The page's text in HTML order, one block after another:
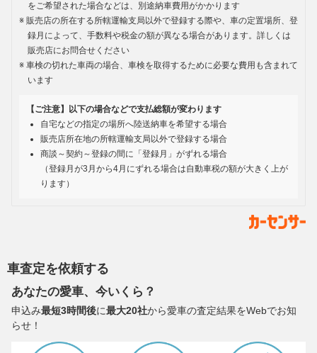
をご希望された場合などは、別途納車費用がかかります
販売店の所在する所轄運輸支局以外で登録する際や、車の定置場所、登
録月によって、手数料や税金の額が異なる場合があります。詳しくは
販売店にお問合せください
車検の切れた車両の場合、車検を取得するために必要な費用も含まれて
います
【ご注意】以下の場合などで支払総額が変わります
自宅などの指定の場所へ陸送納車を希望する場合
販売店所在地の所轄運輸支局以外で登録する場合
商談～契約～登録の間に「登録月」がずれる場合
（登録月が3月から4月にずれる場合は自動車税の額が大きく上が
ります）
車査定を依頼する
あなたの愛車、今いくら？
申込み最短3時間後に最大20社から愛車の査定結果をWebでお知
らせ！